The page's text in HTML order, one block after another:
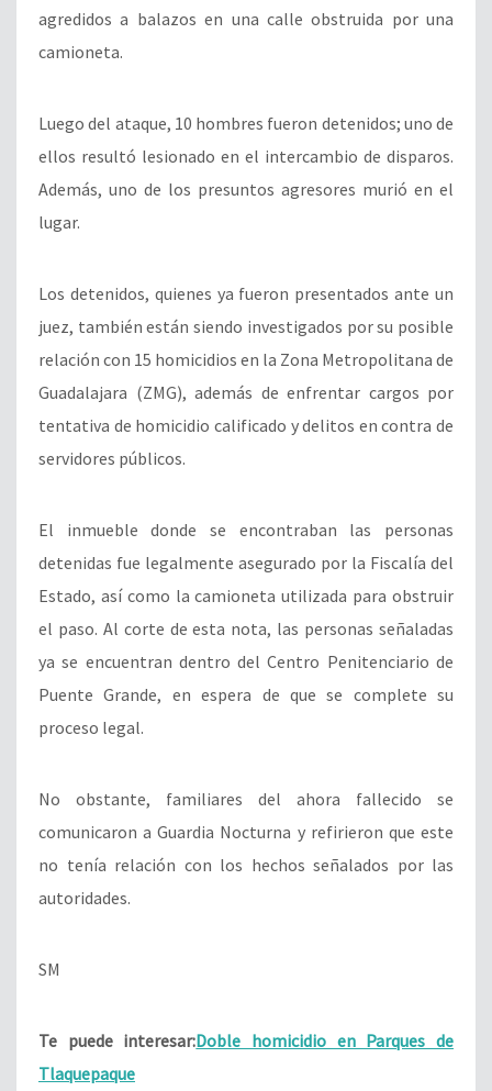
agredidos a balazos en una calle obstruida por una
camioneta.
Luego del ataque, 10 hombres fueron detenidos; uno de
ellos resultó lesionado en el intercambio de disparos.
Además, uno de los presuntos agresores murió en el
lugar.
Los detenidos, quienes ya fueron presentados ante un
juez, también están siendo investigados por su posible
relación con 15 homicidios en la Zona Metropolitana de
Guadalajara (ZMG), además de enfrentar cargos por
tentativa de homicidio calificado y delitos en contra de
servidores públicos.
El inmueble donde se encontraban las personas
detenidas fue legalmente asegurado por la Fiscalía del
Estado, así como la camioneta utilizada para obstruir
el paso. Al corte de esta nota, las personas señaladas
ya se encuentran dentro del Centro Penitenciario de
Puente Grande, en espera de que se complete su
proceso legal.
No obstante, familiares del ahora fallecido se
comunicaron a Guardia Nocturna y refirieron que este
no tenía relación con los hechos señalados por las
autoridades.
SM
Te puede interesar:Doble homicidio en Parques de
Tlaquepaque